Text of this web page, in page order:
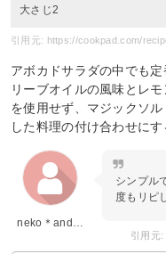
大さじ2
引用元: https://cookpad.com/
アボカドサラダの中でも
リーブオイルの風味とレ
を使用せず、マジックソ
した料理の付け合わせにす
neko＊and…
シンプル
引用元